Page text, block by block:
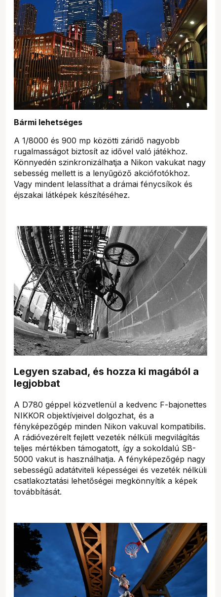
Bármi lehetséges
A 1/8000 és 900 mp közötti záridő nagyobb
rugalmasságot biztosít az idővel való játékhoz.
Könnyedén szinkronizálhatja a Nikon vakukat nagy
sebesség mellett is a lenyűgöző akciófotókhoz.
Vagy mindent lelassíthat a drámai fénycsíkok és
éjszakai látképek készítéséhez.
Legyen szabad, és hozza ki magából a
legjobbat
A D780 géppel közvetlenül a kedvenc F-bajonettes
NIKKOR objektívjeivel dolgozhat, és a
fényképezőgép minden Nikon vakuval kompatibilis.
A rádióvezérelt fejlett vezeték nélküli megvilágítás
teljes mértékben támogatott, így a sokoldalú SB-
5000 vakut is használhatja. A fényképezőgép nagy
sebességű adatátviteli képességei és vezeték nélküli
csatlakoztatási lehetőségei megkönnyítik a képek
továbbítását.